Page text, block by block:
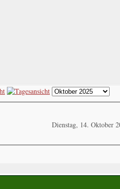
Dienstag, 14. Oktober